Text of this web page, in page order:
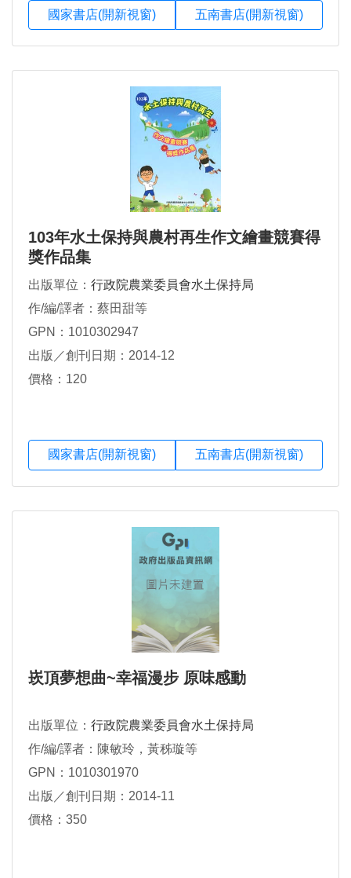
國家書店(開新視窗) 五南書店(開新視窗)
103年水土保持與農村再生作文繪畫競賽得
獎作品集
出版單位： 行政院農業委員會水土保持局
作/編/譯者：蔡田甜等
GPN：1010302947
出版／創刊日期：2014-12
價格：120
國家書店(開新視窗) 五南書店(開新視窗)
崁頂夢想曲~幸福漫步 原味感動
出版單位： 行政院農業委員會水土保持局
作/編/譯者：陳敏玲，黃秭璇等
GPN：1010301970
出版／創刊日期：2014-11
價格：350